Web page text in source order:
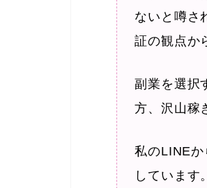
ないと噂さ
証の観点か
副業を選択
方、沢山稼
私のLINEか
しています。